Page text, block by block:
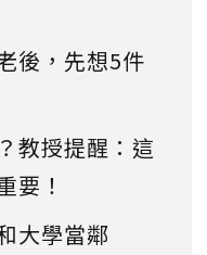
後，先想5件
教授提醒：這
要！
大學當鄰